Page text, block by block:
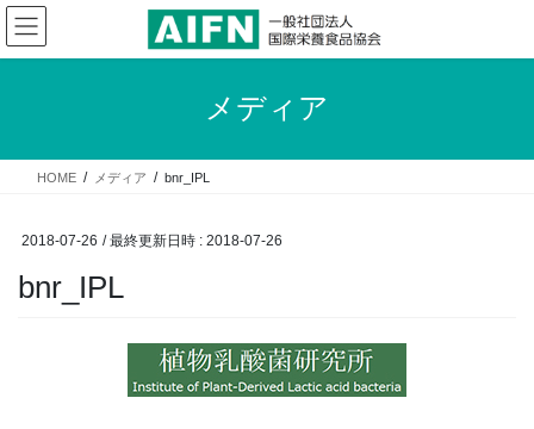
コ
ン
テ
ス
ナ
ビ
ゲ
ン
メディア
HOME メディア bnr_IPL
2018-07-26 / 最終更新日時 : 2018-07-26
bnr_IPL